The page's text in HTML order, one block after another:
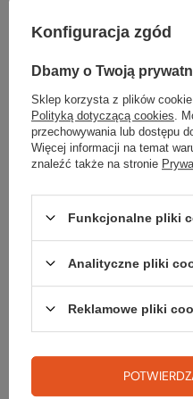
Szerokość towaru w
centymetrach
Kod EAN
czy
TWOJA
Konfiguracja zgód
Dbamy o Twoją
Sklep korzysta z plików
Polityką dotyczącą cookies .
przechowywania lub dostępu
Więcej informacji na temat
znaleźć także na stronie
Funkcjonalne pliki
Analityczne pliki
Reklamowe pliki